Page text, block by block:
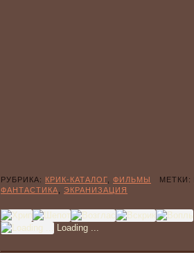
РУБРИКА: КРИК-КАТАЛОГ ФИЛЬМЫ МЕТКИ:
ФАНТАСТИКА
ЭКРАНИЗАЦИЯ
Loading ...